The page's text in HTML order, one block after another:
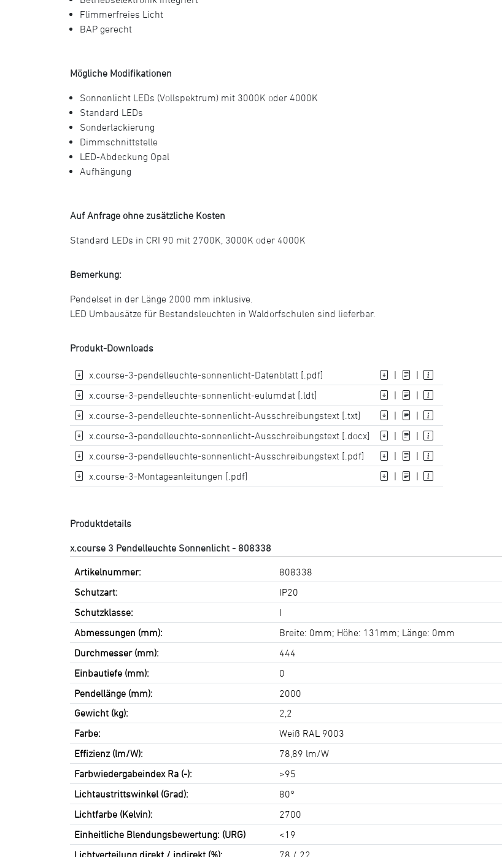
Flimmerfreies Licht
BAP gerecht
Mögliche Modifikationen
Sonnenlicht LEDs (Vollspektrum) mit 3000K oder 4000K
Standard LEDs
Sonderlackierung
Dimmschnittstelle
LED-Abdeckung Opal
Aufhängung
Auf Anfrage ohne zusätzliche Kosten
Standard LEDs in CRI 90 mit 2700K, 3000K oder 4000K
Bemerkung:
Pendelset in der Länge 2000 mm inklusive.
LED Umbausätze für Bestandsleuchten in Waldorfschulen sind lieferbar.
Produkt-Downloads
x.course-3-pendelleuchte-sonnenlicht-Datenblatt [.pdf] |
|
x.course-3-pendelleuchte-sonnenlicht-eulumdat [.ldt]
|
|
x.course-3-pendelleuchte-sonnenlicht-Ausschreibungstext [.txt]
|
|
x.course-3-pendelleuchte-sonnenlicht-Ausschreibungstext [.docx]
|
|
x.course-3-pendelleuchte-sonnenlicht-Ausschreibungstext [.pdf]
|
|
x.course-3-Montageanleitungen [.pdf]
| |
Produktdetails
x.course 3 Pendelleuchte Sonnenlicht - 808338
Artikelnummer:
808338
Schutzart:
IP20
Schutzklasse:
I
Abmessungen (mm):
Breite: 0mm; Höhe: 131mm; Länge: 0mm
Durchmesser (mm):
444
Einbautiefe (mm):
0
Pendellänge (mm):
2000
Gewicht (kg):
2,2
Farbe:
Weiß RAL 9003
Effizienz (lm/W):
78,89 lm/W
Farbwiedergabeindex Ra (-):
>95
Lichtaustrittswinkel (Grad):
80°
Lichtfarbe (Kelvin):
2700
Einheitliche Blendungsbewertung: (URG)
<19
Lichtverteilung direkt / indirekt (%):
78 / 22